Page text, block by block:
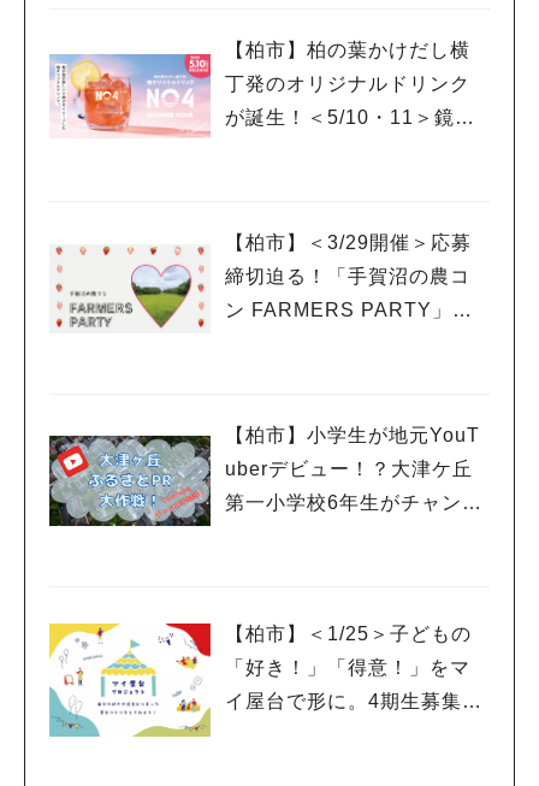
【柏市】柏の葉かけだし横
丁発のオリジナルドリンク
が誕生！＜5/10・11＞鏡開
【柏市】＜3/29開催＞応募
締切迫る！「手賀沼の農コ
ン FARMERS PARTY」に
【柏市】小学生が地元YouT
uberデビュー！？大津ケ丘
第一小学校6年生がチャンネ
【柏市】＜1/25＞子どもの
「好き！」「得意！」をマ
イ屋台で形に。4期生募集の